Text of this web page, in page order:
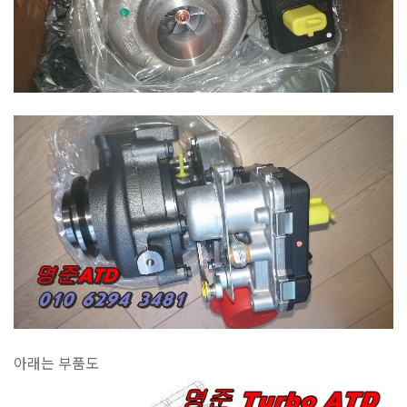
아래는 부품도